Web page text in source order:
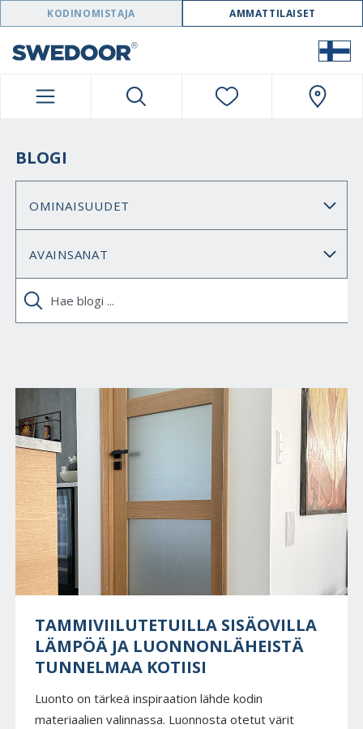
SWEDOOR NAVIGATION
KODINOMISTAJA AMMATTILAISET
BLOGI
TAMMIVIILUTETUILLA SISÄOVILLA
LÄMPÖÄ JA LUONNONLÄHEISTÄ
TUNNELMAA KOTIISI
Luonto on tärkeä inspiraation lähde kodin
materiaalien valinnassa. Luonnosta otetut värit